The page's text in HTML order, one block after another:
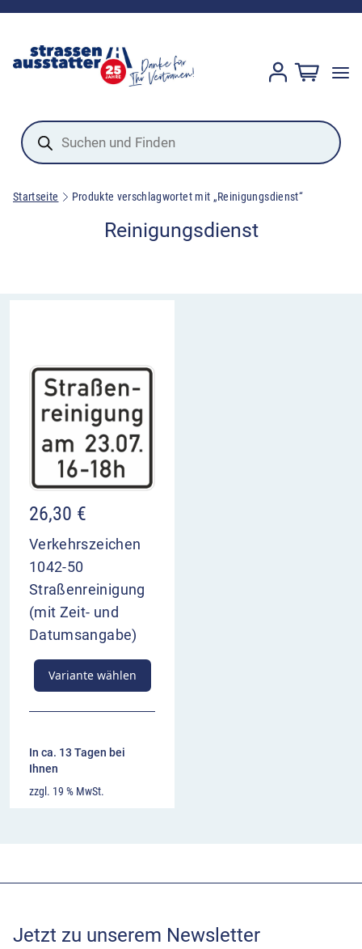
Products
search
Startseite Produkte verschlagwortet mit „Reinigungsdienst“
Reinigungsdienst
26,30 €
Verkehrszeichen
1042-50
Straßenreinigung
(mit Zeit- und
Datumsangabe)
Variante wählen
In ca. 13 Tagen bei
Ihnen
zzgl. 19 % MwSt.
Jetzt zu unserem Newsletter